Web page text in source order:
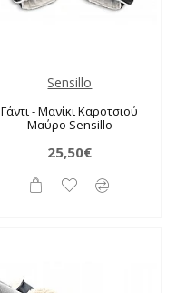
Sensillo
Γάντι - Μανίκι Καροτσιού
Μαύρο Sensillo
25,50€